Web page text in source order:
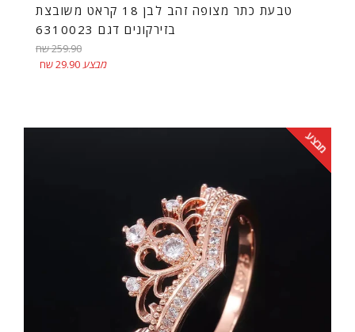
טבעת כתר מצופה זהב לבן 18 קראט משובצת
בזירקונים דגם 6310023
מחיר
רגיל
259.90 שח
מבצע29.90 שח
מבצע